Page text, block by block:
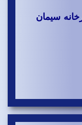
سیمان